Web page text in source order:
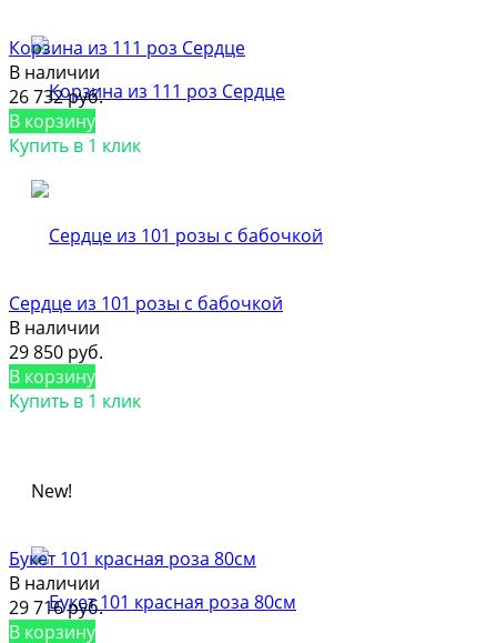
Корзина из 111 роз Сердце
В наличии
26 732 руб.
В корзину
Купить в 1 клик
Сердце из 101 розы с бабочкой
В наличии
29 850 руб.
В корзину
Купить в 1 клик
New!
Букет 101 красная роза 80см
В наличии
29 716 руб.
В корзину